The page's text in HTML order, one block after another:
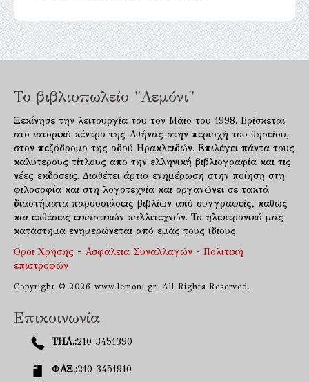
Το βιβλιοπωλείο "Λεμόνι"
Ξεκίνησε την λειτουργία του τον Μάιο του 1998. Βρίσκεται
στο ιστορικό κέντρο της Αθήνας στην περιοχή του θησείου,
στον πεζόδρομο της οδού Ηρακλειδών. Επιλέγει πάντα τους
καλύτερους τίτλους απο την ελληνική βιβλιογραφία και τις
νέες εκδόσεις. Διαθέτει άρτια ενημέρωση στην ποίηση στη
φιλοσοφία και στη λογοτεχνία και οργανώνει σε τακτά
διαστήματα παρουσιάσεις βιβλίων από συγγραφείς, καθώς
και εκθέσεις εικαστικών καλλιτεχνών. Το ηλεκτρονικό μας
κατάστημα ενημερώνεται από εμάς τους ίδιους.
Όροι Χρήσης - Ασφάλεια Συναλλαγών - Πολιτική
επιστροφών
Copyright © 2026 www.lemoni.gr. All Rights Reserved.
Επικοινωνία
ΤΗΛ.:210 3451390
ΦΑΞ.:210 3451910